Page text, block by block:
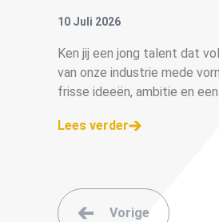
10 Juli 2026
Ken jij een jong talent dat
van onze industrie mede
frisse ideeën, ambitie en
Lees verder
Vorige